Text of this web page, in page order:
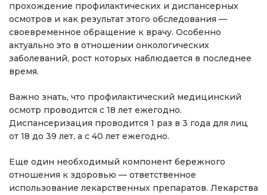
прохождение профилактических и диспансерных
осмотров и как результат этого обследования —
своевременное обращение к врачу. Особенно
актуально это в отношении онкологических
заболеваний, рост которых наблюдается в последнее
время.
Важно знать, что профилактический медицинский
осмотр проводится с 18 лет ежегодно.
Диспансеризация проводится 1 раз в 3 года для лиц
от 18 до 39 лет, а с 40 лет ежегодно.
Еще один необходимый компонент бережного
отношения к здоровью — ответственное
использование лекарственных препаратов. Лекарства